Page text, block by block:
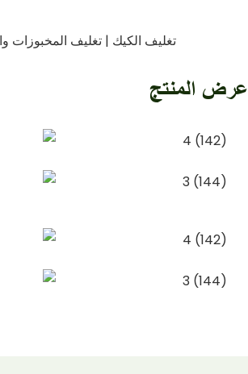
تغليف الكيك | تغليف المخبوزات
عرض المنتج